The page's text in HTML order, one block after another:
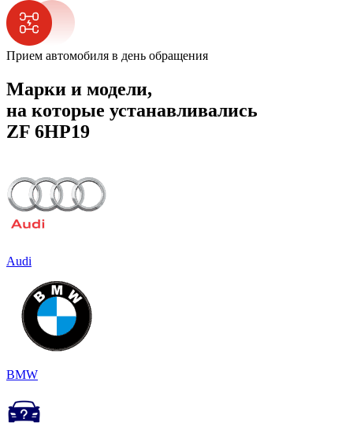
Прием автомобиля в день обращения
Марки и модели,
на которые устанавливались
ZF 6HP19
Audi
BMW